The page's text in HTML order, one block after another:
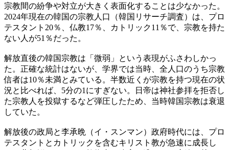
宗教間の紛争や対立が大きく表面化することは少なかった。
2024年現在の韓国の宗教人口（韓国リサーチ調査）は、プロ
テスタント20％、仏教17％、カトリック11％で、宗教を持た
ない人が51％だった。
解放直後の韓国宗教は「微弱」という表現がふさわしかっ
た。正確な統計はないが、学界では当時、全人口のうち宗教
信者は10％未満とみている。半数近くが宗教を持つ現在の状
況と比べれば、5分の1にすぎない。日帝は神社参拝を拒否し
た宗教人を投獄するなど弾圧したため、当時韓国宗教は衰退
していた。
解放後の政局と李承晩（イ・スンマン）政府時代には、プロ
テスタントとカトリックを含むキリスト教が急速に成長し